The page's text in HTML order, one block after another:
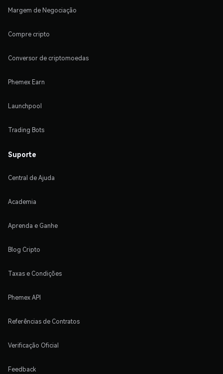
Margem de Negociação
Compre cripto
Conversor de criptomoedas
Phemex Earn
Launchpool
Trading Bots
Suporte
Central de Ajuda
Academia
Aprenda e Ganhe
Blog Cripto
Taxas e Condições
Phemex API
Referências de Contratos
Verificação Oficial
Feedback